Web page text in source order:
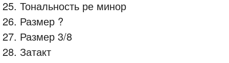
25. Тональность ре минор
26. Размер ?
27. Размер 3/8
28. Затакт